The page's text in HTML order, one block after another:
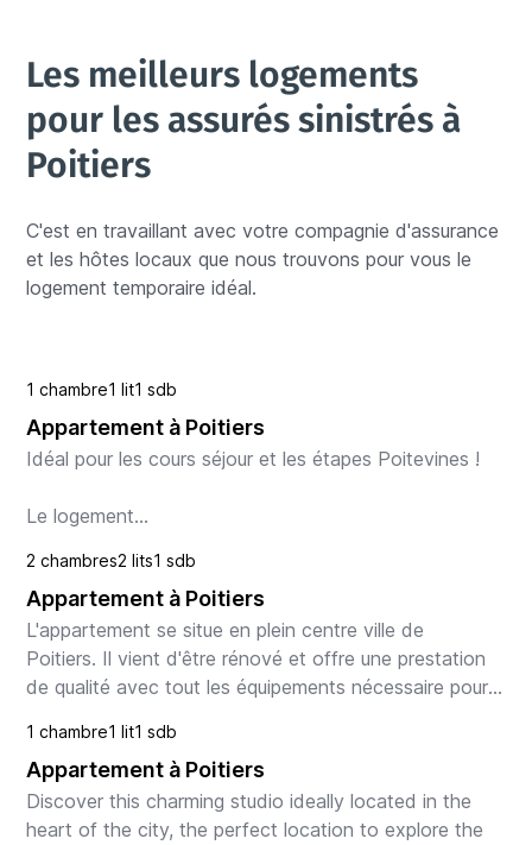
Les meilleurs logements
pour les assurés sinistrés à
Poitiers
C'est en travaillant avec votre compagnie d'assurance
et les hôtes locaux que nous trouvons pour vous le
logement temporaire idéal.
1 chambre1 lit1 sdb
Appartement à Poitiers
Idéal pour les cours séjour et les étapes Poitevines !
Le logement
ville ! Il se compose d'une pièce à vivre joliment
décorée dans des tons chauds...
2 chambres2 lits1 sdb
Appartement à Poitiers
L'appartement se situe en plein centre ville de
Poitiers. Il vient d'être rénové et offre une prestation
de qualité avec tout les équipements nécessaire pour
Le logement
Ce...
1 chambre1 lit1 sdb
Appartement à Poitiers
Discover this charming studio ideally located in the
heart of the city, the perfect location to explore the